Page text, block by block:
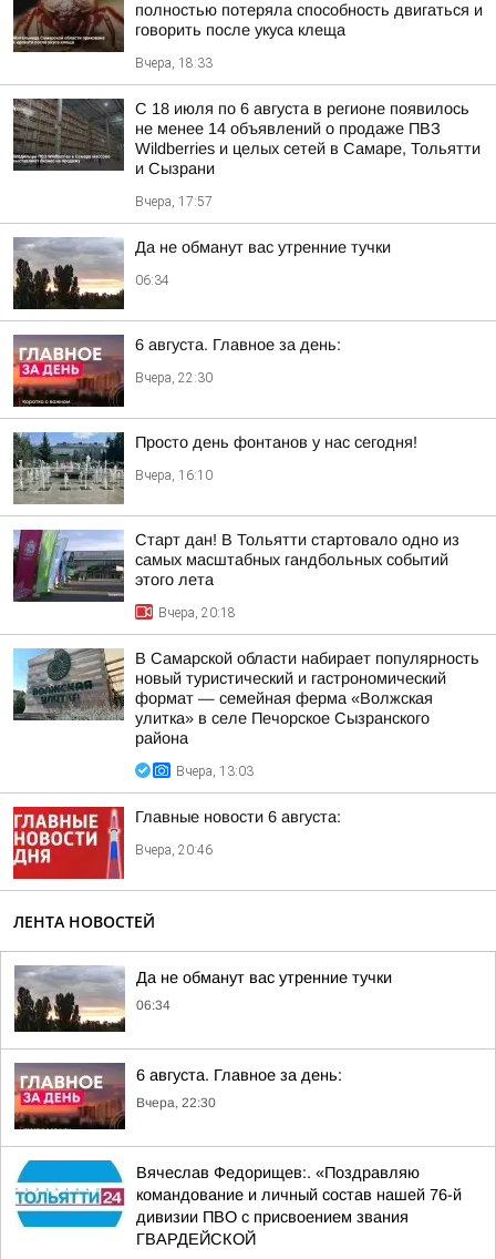
полностью потеряла способность двигаться и
говорить после укуса клеща
Вчера, 18:33
С 18 июля по 6 августа в регионе появилось
не менее 14 объявлений о продаже ПВЗ
Wildberries и целых сетей в Самаре, Тольятти
и Сызрани
Вчера, 17:57
Да не обманут вас утренние тучки
06:34
6 августа. Главное за день:
Вчера, 22:30
Просто день фонтанов у нас сегодня!
Вчера, 16:10
Старт дан! В Тольятти стартовало одно из
самых масштабных гандбольных событий
этого лета
Вчера, 20:18
В Самарской области набирает популярность
новый туристический и гастрономический
формат — семейная ферма «Волжская
улитка» в селе Печорское Сызранского
района
Вчера, 13:03
Главные новости 6 августа:
Вчера, 20:46
ЛЕНТА НОВОСТЕЙ
Да не обманут вас утренние тучки
06:34
6 августа. Главное за день:
Вчера, 22:30
Вячеслав Федорищев:. «Поздравляю
командование и личный состав нашей 76-й
дивизии ПВО с присвоением звания
ГВАРДЕЙСКОЙ